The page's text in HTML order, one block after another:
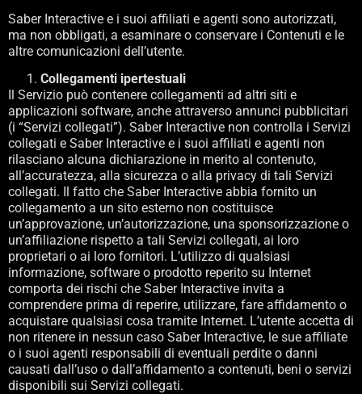
Saber Interactive e i suoi affiliati e agenti sono autorizzati,
ma non obbligati, a esaminare o conservare i Contenuti e le
altre comunicazioni dell’utente.
Collegamenti ipertestuali
Il Servizio può contenere collegamenti ad altri siti e
applicazioni software, anche attraverso annunci pubblicitari
(i “Servizi collegati”). Saber Interactive non controlla i Servizi
collegati e Saber Interactive e i suoi affiliati e agenti non
rilasciano alcuna dichiarazione in merito al contenuto,
all’accuratezza, alla sicurezza o alla privacy di tali Servizi
collegati. Il fatto che Saber Interactive abbia fornito un
collegamento a un sito esterno non costituisce
un’approvazione, un’autorizzazione, una sponsorizzazione o
un’affiliazione rispetto a tali Servizi collegati, ai loro
proprietari o ai loro fornitori. L’utilizzo di qualsiasi
informazione, software o prodotto reperito su Internet
comporta dei rischi che Saber Interactive invita a
comprendere prima di reperire, utilizzare, fare affidamento o
acquistare qualsiasi cosa tramite Internet. L’utente accetta di
non ritenere in nessun caso Saber Interactive, le sue affiliate
o i suoi agenti responsabili di eventuali perdite o danni
causati dall’uso o dall’affidamento a contenuti, beni o servizi
disponibili sui Servizi collegati.